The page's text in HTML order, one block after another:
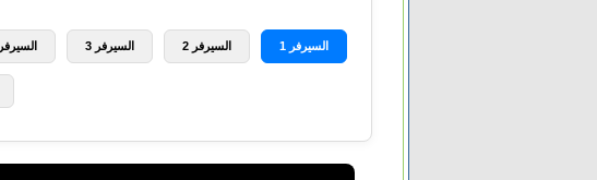
السيرفر 1 السيرفر 2 السيرفر 3 السيرفر 4